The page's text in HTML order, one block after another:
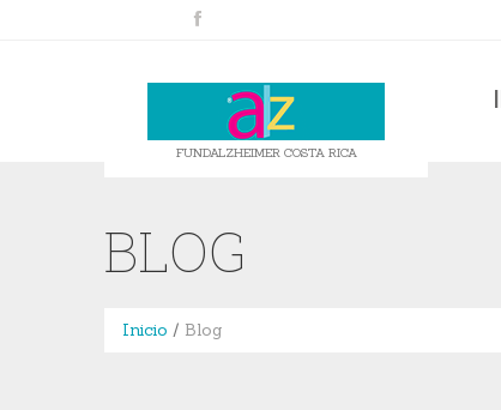
FUNDALZHEIMER COSTA RICA
BLOG
Inicio Blog